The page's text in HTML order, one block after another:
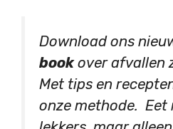
Download ons
bookover afvallen
Met tips en
onze methode. Eet